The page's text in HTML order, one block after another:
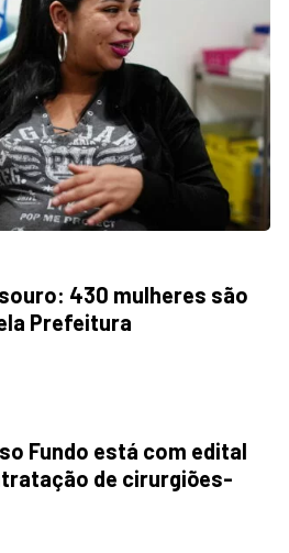
430 mulheres são
Prefeitura
Fundo está com edital
de cirurgiões-